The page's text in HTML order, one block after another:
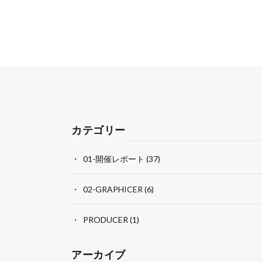
カテゴリー
01-開催レポート (37)
02-GRAPHICER (6)
PRODUCER (1)
アーカイブ